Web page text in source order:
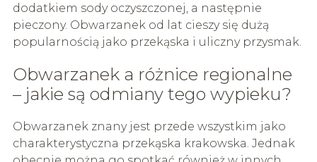
dodatkiem sody oczyszczonej, a następnie
pieczony. Obwarzanek od lat cieszy się dużą
popularnością jako przekąska i uliczny przysmak.
Obwarzanek a różnice regionalne
– jakie są odmiany tego wypieku?
Obwarzanek znany jest przede wszystkim jako
charakterystyczna przekąska krakowska. Jednak